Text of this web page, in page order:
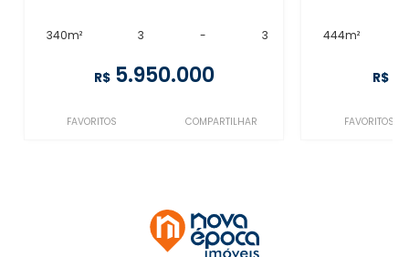
340m² 3 - 3
R$ 5.950.000
FAVORITOS COMPARTILHAR
444m²
R$
FAVORITOS